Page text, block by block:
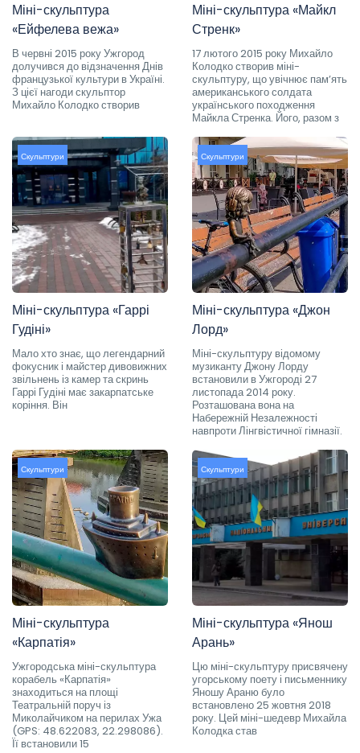
Міні-скульптура
«Ейфелева вежа»
В червні 2015 року Ужгород
долучився до відзначення Днів
французької культури в Україні.
З цієї нагоди скульптор
Михайло Колодко створив
Міні-скульптура «Майкл
Стренк»
17 лютого 2015 року Михайло
Колодко створив міні-
скульптуру, що увічнює пам’ять
американського солдата
українського походження
Майкла Стренка. Його, разом з
Скульптури
Міні-скульптура «Гаррі
Гудіні»
Мало хто знає, що легендарний
фокусник і майстер дивовижних
звільнень із камер та скринь
Гаррі Гудіні має закарпатське
коріння. Він
Скульптури
Міні-скульптура «Джон
Лорд»
Міні-скульптуру відомому
музиканту Джону Лорду
встановили в Ужгороді 27
листопада 2014 року.
Розташована вона на
Набережній Незалежності
навпроти Лінгвістичної гімназії.
Скульптури
Міні-скульптура
«Карпатія»
Ужгородська міні-скульптура
корабель «Карпатія»
знаходиться на площі
Театральній поруч із
Миколайчиком на перилах Ужа
(GPS: 48.622083, 22.298086).
Її встановили 15
Скульптури
Міні-скульптура «Янош
Арань»
Цю міні-скульптуру присвячену
угорському поету і письменнику
Яношу Араню було
встановлено 25 жовтня 2018
року. Цей міні-шедевр Михайла
Колодка став